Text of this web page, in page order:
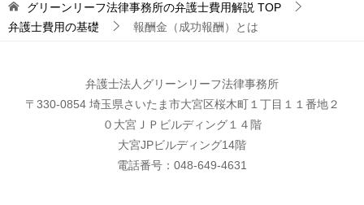
グリーンリーフ法律事務所の弁護士費用解説 TOP
弁護士費用の基礎
報酬金（成功報酬）とは
弁護士法人グリーンリーフ法律事務所
〒330-0854 埼玉県さいたま市大宮区桜木町１丁目１１番地２
０大宮ＪＰビルディング１４階
大宮JPビルディング14階
電話番号：048-649-4631